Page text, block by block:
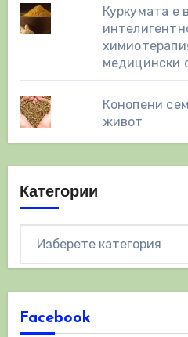
Куркумата е
медицински
Конопени
живот
Категории
Facebook